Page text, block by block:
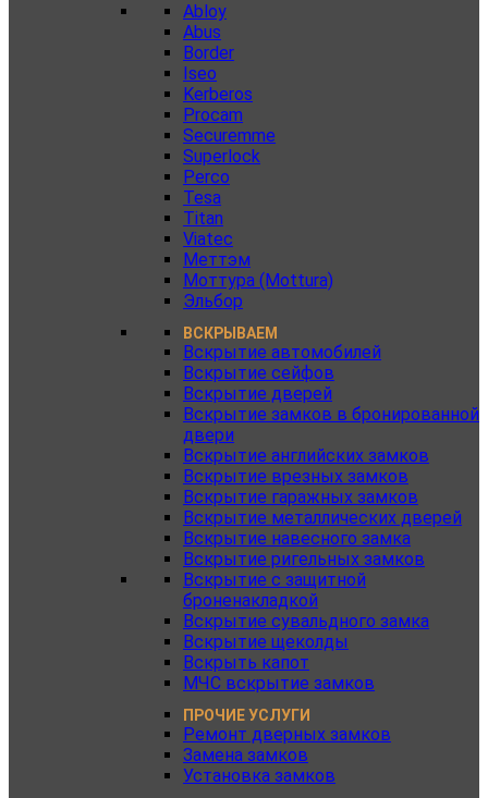
Abloy
Abus
Border
Iseo
Kerberos
Procam
Securemme
Superlock
Perco
Tesa
Titan
Viatec
Меттэм
Моттура (Mottura)
Эльбор
ВСКРЫВАЕМ
Вскрытие автомобилей
Вскрытие сейфов
Вскрытие дверей
Вскрытие замков в бронированной
двери
Вскрытие английских замков
Вскрытие врезных замков
Вскрытие гаражных замков
Вскрытие металлических дверей
Вскрытие навесного замка
Вскрытие ригельных замков
Вскрытие с защитной
броненакладкой
Вскрытие сувальдного замка
Вскрытие щеколды
Вскрыть капот
МЧС вскрытие замков
ПРОЧИЕ УСЛУГИ
Ремонт дверных замков
Замена замков
Установка замков